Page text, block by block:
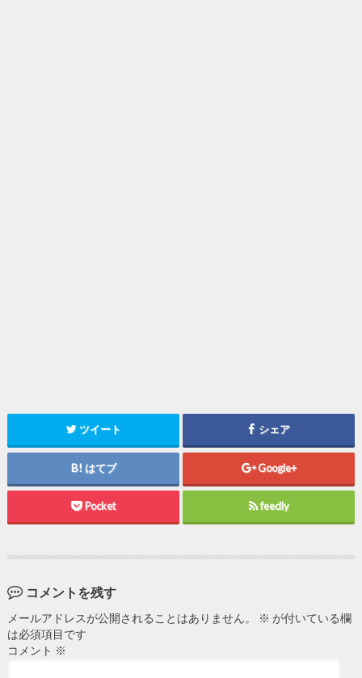
ツイート シェア
はてブ Google+
Pocket feedly
コメントを残す
メールアドレスが公開されることはありません。 ※ が付いている欄
は必須項目です
コメント ※